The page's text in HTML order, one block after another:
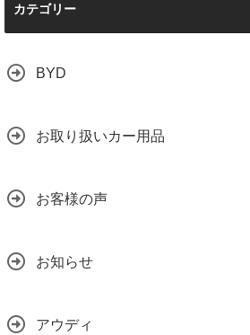
カテゴリー
BYD
お取り扱いカー用品
お客様の声
お知らせ
アウディ